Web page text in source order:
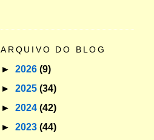
ARQUIVO DO BLOG
► 2026 (9)
► 2025 (34)
► 2024 (42)
► 2023 (44)